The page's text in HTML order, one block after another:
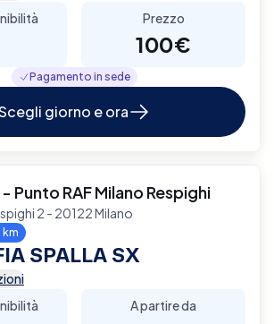
Prezzo
100€
Pagamento in sede
giorno e ora
- Punto RAF Milano Respighi
2 - 20122 Milano
km
SPALLA SX
A partire da